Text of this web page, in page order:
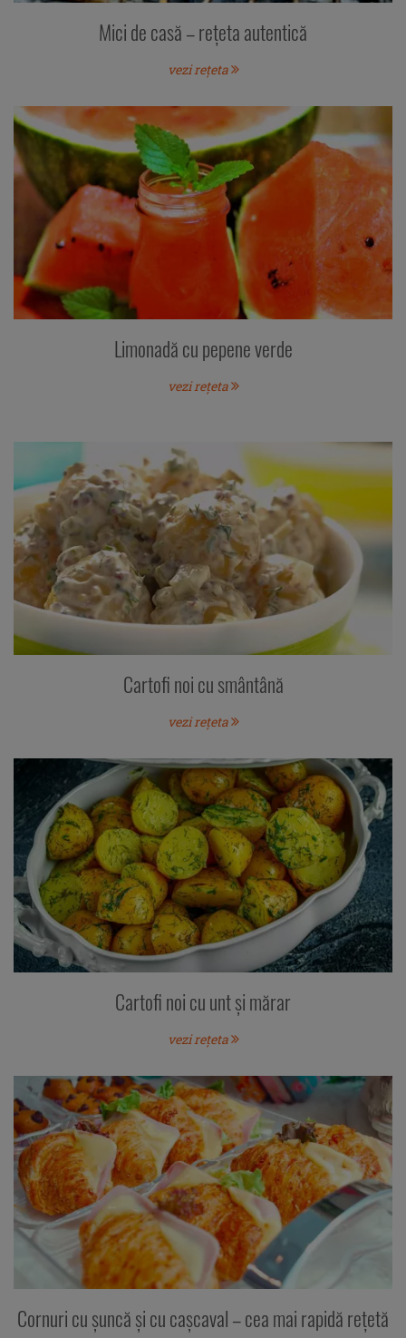
Mici de casă – rețeta autentică
vezi rețeta
Limonadă cu pepene verde
vezi rețeta
Cartofi noi cu smântână
vezi rețeta
Cartofi noi cu unt şi mărar
vezi rețeta
Cornuri cu şuncă şi cu caşcaval – cea mai rapidă rețetă